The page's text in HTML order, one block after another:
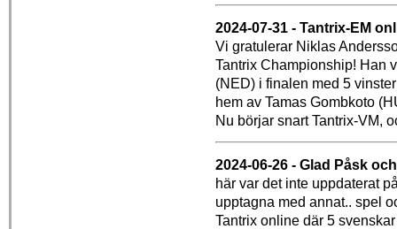
2024-07-31 - Tantrix-EM
Vi gratulerar Niklas
Tantrix Championship! Han
(NED) i finalen med 5
hem av Tamas Gombkoto
Nu börjar snart Tantrix-VM,
2024-06-26 - Glad Påsk
här var det inte uppdaterat
upptagna med annat.. spel
Tantrix online där 5